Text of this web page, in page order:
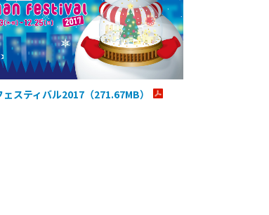
スティバル2017（271.67MB）